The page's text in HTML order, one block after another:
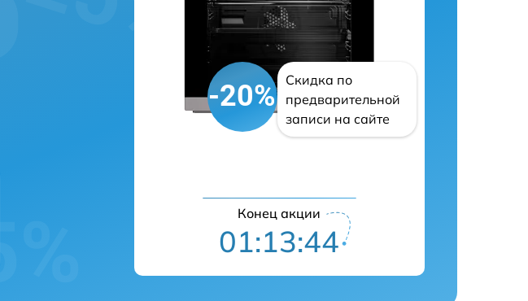
-20%
Скидка по
предварительной
записи на сайте
Конец акции
01:13:43